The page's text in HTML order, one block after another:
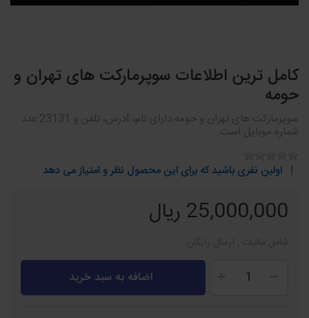
کامل ترین اطلاعات سوپرمارکت های تهران و
حومه
سوپرمارکت های تهران و حومه دارای نام، آدرس، تلفن و 23131 عدد
شماره موبایل است.
اولین نفری باشید که برای این محصول نظر و امتیاز می دهد
25,000,000 ریال
اضافه به سبد خرید